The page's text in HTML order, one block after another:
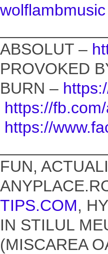
wolflambmusic
ABSOLUT –
PROVOKED
BURN –
https://fb.com/
https://
FUN,
TIPS.COM,
IN STILUL
(MISCAREA